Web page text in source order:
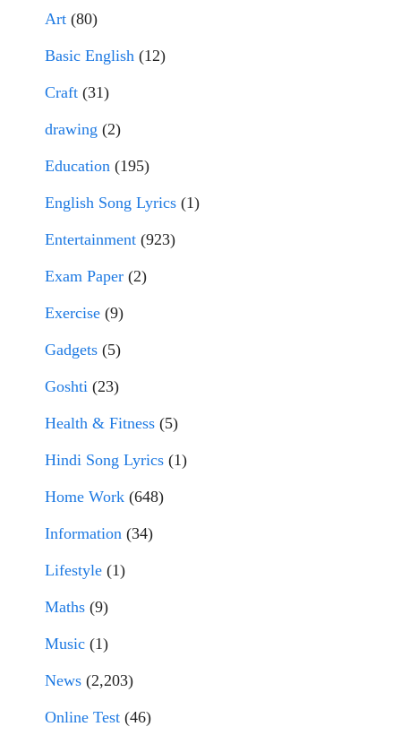
Art (80)
Basic English (12)
Craft (31)
drawing (2)
Education (195)
English Song Lyrics (1)
Entertainment (923)
Exam Paper (2)
Exercise (9)
Gadgets (5)
Goshti (23)
Health & Fitness (5)
Hindi Song Lyrics (1)
Home Work (648)
Information (34)
Lifestyle (1)
Maths (9)
Music (1)
News (2,203)
Online Test (46)